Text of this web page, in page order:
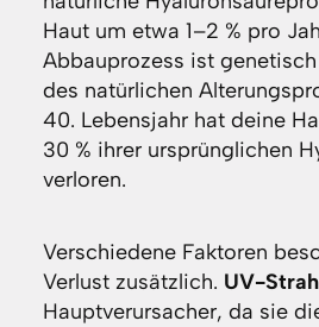
Haut um etwa 1–2 % pro
Abbauprozess ist
des natürlichen
40. Lebensjahr hat deine
30 % ihrer ursprünglichen
verloren.
Verschiedene Faktoren
Verlust zusätzlich. UV-
Hauptverursacher, da sie